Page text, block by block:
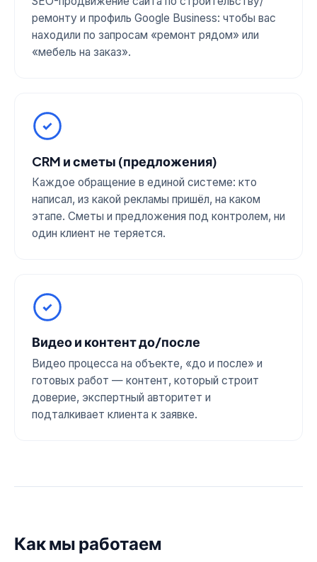
ремонту и профиль Google Business: чтобы вас
находили по запросам «ремонт рядом» или
«мебель на заказ».
CRM и сметы (предложения)
Каждое обращение в единой системе: кто
написал, из какой рекламы пришёл, на каком
этапе. Сметы и предложения под контролем, ни
один клиент не теряется.
Видео и контент до/после
Видео процесса на объекте, «до и после» и
готовых работ — контент, который строит
доверие, экспертный авторитет и
подталкивает клиента к заявке.
Как мы работаем